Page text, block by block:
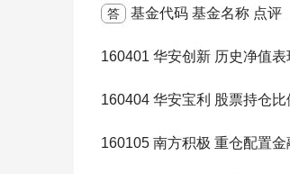
答 基金代码 基金名称 点评
160401 华安创新 历史净值表
160404 华安宝利 股票持仓比
160105 南方积极 重仓配置